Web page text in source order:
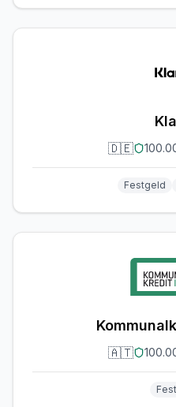
🇩🇪
Festgeld
🇦🇹